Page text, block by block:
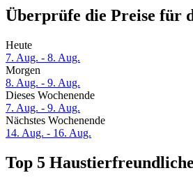
Überprüfe die Preise für
Heute
7. Aug. - 8. Aug.
Morgen
8. Aug. - 9. Aug.
Dieses Wochenende
7. Aug. - 9. Aug.
Nächstes Wochenende
14. Aug. - 16. Aug.
Top 5